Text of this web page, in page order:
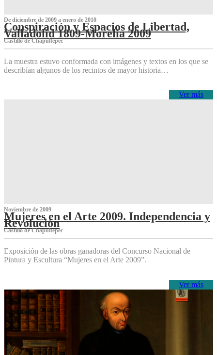
De diciembre de 2009 a enero de 2010
Conspiración y Espacios de Libertad,
Valladolid 1809-Morelia 2009
Castillo de Chapultepec
La muestra estuvo conformada con imágenes y textos en los que se
describían algunos de los recintos de mayor historia…
Ver más
Noviembre de 2009
Mujeres en el Arte 2009. Independencia y
Revolución
Castillo de Chapultepec
Exposición de las obras ganadoras del Concurso Nacional de
Pintura y Escultura “Mujeres en el Arte 2009”.
Ver más